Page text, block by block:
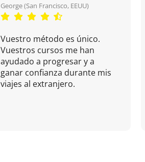
George (San Francisco, EEUU)
Vuestro método es único.
Vuestros cursos me han
ayudado a progresar y a
ganar confianza durante mis
viajes al extranjero.